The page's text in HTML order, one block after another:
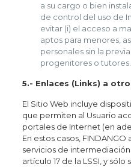
a su cargo o bien
de control del uso de
evitar (i) el acceso a
aptos para menores,
personales sin la
progenitores o tutores.
5.- Enlaces (Links) a
El Sitio Web incluye
que permiten al Usuario
portales de Internet (en
En estos casos,
servicios de
artículo 17 de la LSSI, y